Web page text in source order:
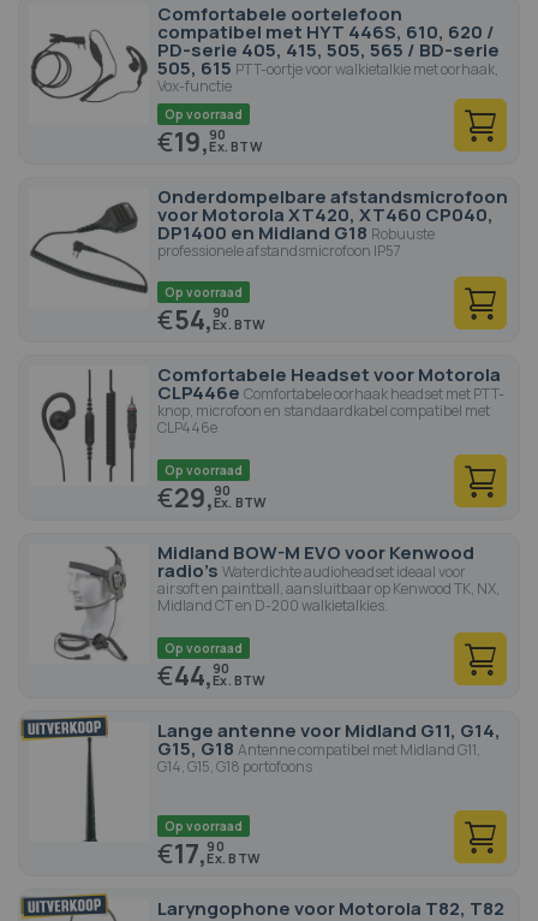
Comfortabele oortelefoon
compatibel met HYT 446S, 610, 620 /
PD-serie 405, 415, 505, 565 / BD-serie
505, 615 PTT-oortje voor walkietalkie met oorhaak,
Vox-functie
Op voorraad
€19,90
Onderdompelbare afstandsmicrofoon
voor Motorola XT420, XT460 CP040,
DP1400 en Midland G18 Robuuste
professionele afstandsmicrofoon IP57
Op voorraad
€54,90
Comfortabele Headset voor Motorola
CLP446e Comfortabele oorhaak headset met PTT-
knop, microfoon en standaardkabel compatibel met
CLP446e
Op voorraad
€29,90
Midland BOW-M EVO voor Kenwood
radio's Waterdichte audioheadset ideaal voor
airsoft en paintball, aansluitbaar op Kenwood TK, NX,
Midland CT en D-200 walkietalkies.
Op voorraad
€44,90
Lange antenne voor Midland G11, G14,
G15, G18 Antenne compatibel met Midland G11,
G14, G15, G18 portofoons
Op voorraad
€17,90
Laryngophone voor Motorola T82, T82